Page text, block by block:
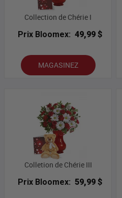
Collection de Chérie I
Prix Bloomex: 49,99 $
MAGASINEZ
Colletion de Chérie III
Prix Bloomex: 59,99 $